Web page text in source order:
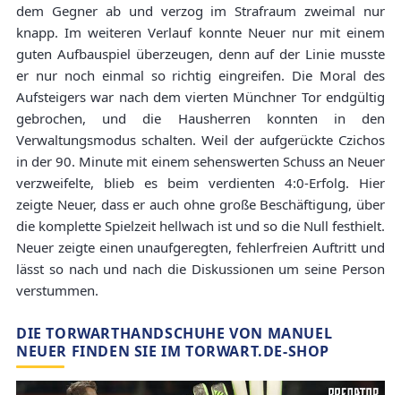
dem Gegner ab und verzog im Strafraum zweimal nur
knapp. Im weiteren Verlauf konnte Neuer nur mit einem
guten Aufbauspiel überzeugen, denn auf der Linie musste
er nur noch einmal so richtig eingreifen. Die Moral des
Aufsteigers war nach dem vierten Münchner Tor endgültig
gebrochen, und die Hausherren konnten in den
Verwaltungsmodus schalten. Weil der aufgerückte Czichos
in der 90. Minute mit einem sehenswerten Schuss an Neuer
verzweifelte, blieb es beim verdienten 4:0-Erfolg. Hier
zeigte Neuer, dass er auch ohne große Beschäftigung, über
die komplette Spielzeit hellwach ist und so die Null festhielt.
Neuer zeigte einen unaufgeregten, fehlerfreien Auftritt und
lässt so nach und nach die Diskussionen um seine Person
verstummen.
DIE TORWARTHANDSCHUHE VON MANUEL
NEUER FINDEN SIE IM TORWART.DE-SHOP